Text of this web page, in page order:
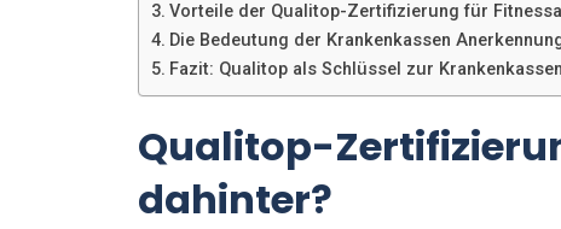
Vorteile der Qualitop-Zertifizierung für
Die Bedeutung der Krankenkassen
Fazit: Qualitop als Schlüssel zur
Qualitop-
dahinter?